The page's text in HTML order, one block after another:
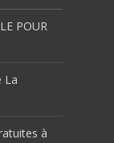
POUR
La
à